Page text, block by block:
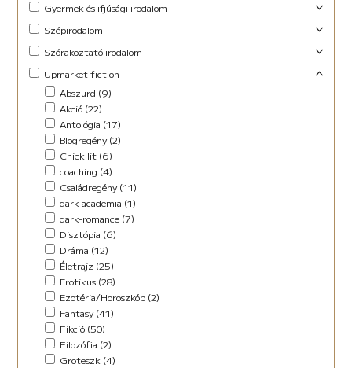
Gyermek és ifjúsági irodalom
Foglalkoztató (29)
Ifjúsági (Young Adult) (48)
Lányregény (7)
Mese (141)
New Adult (9)
Novella (4)
Vers (27)
Szépirodalom
Családregény (3)
Novella (10)
Regény (13)
Szociodráma (2)
Vers (36)
Szórakoztató irodalom
Akció (13)
Chick lit (4)
coaching (1)
Családregény (8)
Dark Fantasy (1)
Disztópia (4)
Életrajz (7)
Erotikus (14)
Ezotéria/Horoszkóp (3)
Fikció (46)
fun fiction (1)
Háború (2)
Horror (5)
Kaland (11)
Kisregény (10)
Lélektani regény (12)
Upmarket fiction
Abszurd (9)
Akció (22)
Antológia (17)
Blogregény (2)
Chick lit (6)
coaching (4)
Családregény (11)
dark academia (1)
dark-romance (7)
Disztópia (6)
Dráma (12)
Életrajz (25)
Erotikus (28)
Ezotéria/Horoszkóp (2)
Fantasy (41)
Fikció (50)
Filozófia (2)
Groteszk (4)